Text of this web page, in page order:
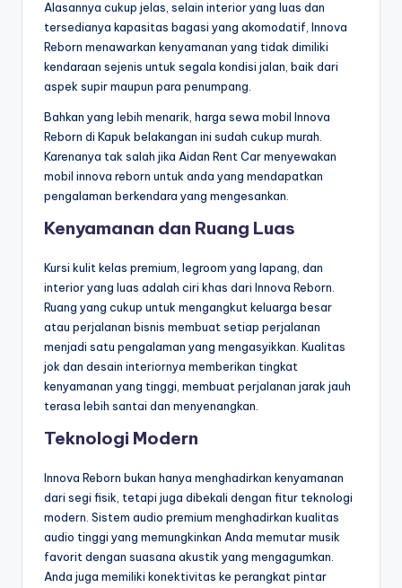
Alasannya cukup jelas, selain interior yang luas dan
tersedianya kapasitas bagasi yang akomodatif, Innova
Reborn menawarkan kenyamanan yang tidak dimiliki
kendaraan sejenis untuk segala kondisi jalan, baik dari
aspek supir maupun para penumpang.
Bahkan yang lebih menarik, harga sewa mobil Innova
Reborn di Kapuk belakangan ini sudah cukup murah.
Karenanya tak salah jika Aidan Rent Car menyewakan
mobil innova reborn untuk anda yang mendapatkan
pengalaman berkendara yang mengesankan.
Kenyamanan dan Ruang Luas
Kursi kulit kelas premium, legroom yang lapang, dan
interior yang luas adalah ciri khas dari Innova Reborn.
Ruang yang cukup untuk mengangkut keluarga besar
atau perjalanan bisnis membuat setiap perjalanan
menjadi satu pengalaman yang mengasyikkan. Kualitas
jok dan desain interiornya memberikan tingkat
kenyamanan yang tinggi, membuat perjalanan jarak jauh
terasa lebih santai dan menyenangkan.
Teknologi Modern
Innova Reborn bukan hanya menghadirkan kenyamanan
dari segi fisik, tetapi juga dibekali dengan fitur teknologi
modern. Sistem audio premium menghadirkan kualitas
audio tinggi yang memungkinkan Anda memutar musik
favorit dengan suasana akustik yang mengagumkan.
Anda juga memiliki konektivitas ke perangkat pintar